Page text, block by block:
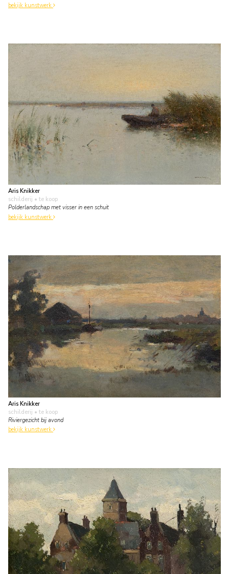
bekijk kunstwerk
Aris Knikker
schilderij • te koop
Polderlandschap met visser in een schuit
bekijk kunstwerk
Aris Knikker
schilderij • te koop
Riviergezicht bij avond
bekijk kunstwerk